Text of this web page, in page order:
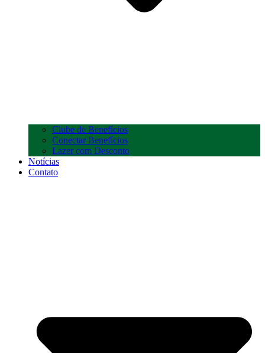
Clube de Benefícios
Conectar Benefícios
Lazer com Desconto
Notícias
Contato